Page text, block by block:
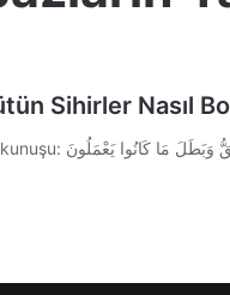
Sihirler Nasıl